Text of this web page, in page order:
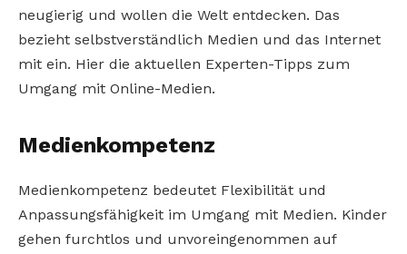
neugierig und wollen die Welt entdecken. Das
bezieht selbstverständlich Medien und das Internet
mit ein. Hier die aktuellen Experten-Tipps zum
Umgang mit Online-Medien.
Medienkompetenz
Medienkompetenz bedeutet Flexibilität und
Anpassungsfähigkeit im Umgang mit Medien. Kinder
gehen furchtlos und unvoreingenommen auf